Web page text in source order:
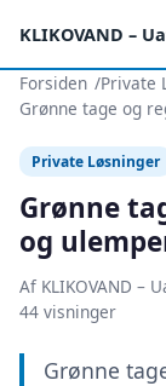
KLIKOVAND –
Forsiden
Private
Grønne tage og
Private Løsninger
Grønne
og
Af KLIKOVAND –
44 visninger
Grønne